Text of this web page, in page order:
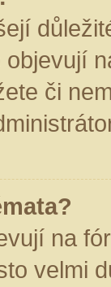
či
na
velmi